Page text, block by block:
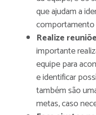
que ajudam a
Realize
importante
equipe para
e identificar
também são
metas, caso